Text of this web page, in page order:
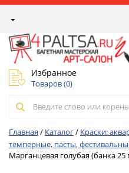
Избранное
Товаров (0)
Главная / Каталог/ Краски:
темперные, пасты,
Марганцевая голубая (банка